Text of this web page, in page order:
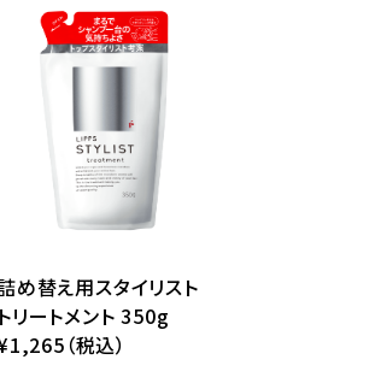
め替え用スタイリスト
トリートメント 350g
（税込）